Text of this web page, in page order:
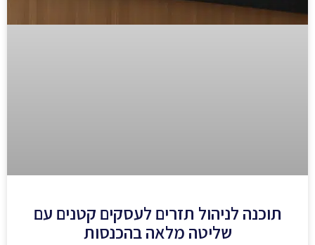
תוכנה לניהול תזרים לעסקים קטנים עם
שליטה מלאה בהכנסות